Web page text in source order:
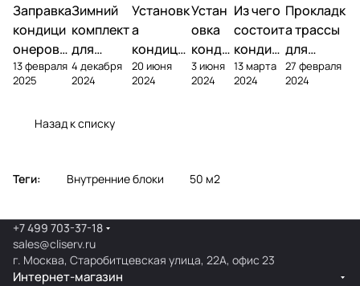
Заправка
кондици
онеров
фреоном
13 февраля
2025
Зимний
комплект
для
кондици
онера
4 декабря
2024
Установк
а
кондици
онера на
фасаде
20 июня
2024
Устан
овка
конди
ционе
ра
3 июня
2024
Из чего
состоит
кондиц
ионер?
13 марта
2024
Прокладк
а трассы
для
кондицио
нера
27 февраля
2024
Назад к списку
Теги: Внутренние блоки 50 м2
+7 499 703-37-18
sales@cliserv.ru
г. Москва, Старобитцевская улица, 22А, офис 23
Интернет-магазин